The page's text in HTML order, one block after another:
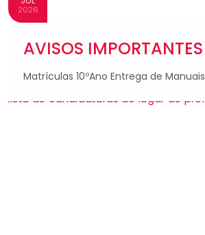
2026
AVISOS IMPORTANTES
Matrículas 10ºAno Entrega de Manuais